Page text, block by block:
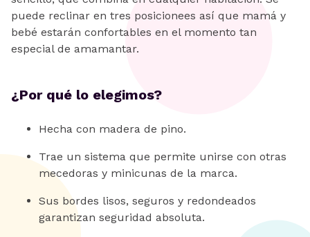
puede reclinar en tres posicionees así que mamá y
bebé estarán confortables en el momento tan
especial de amamantar.
¿Por qué lo elegimos?
Hecha con madera de pino.
Trae un sistema que permite unirse con otras
mecedoras y minicunas de la marca.
Sus bordes lisos, seguros y redondeados
garantizan seguridad absoluta.